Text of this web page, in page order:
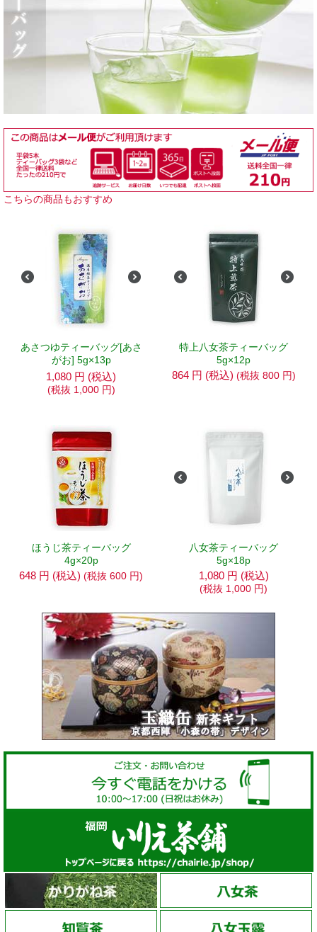
こちらの商品もおすすめ
あさつゆティーバッグ[あさ
がお] 5g×13p
1,080 円 (税込)
(税抜 1,000 円)
特上八女茶ティーバッグ
5g×12p
864 円 (税込) (税抜 800 円)
ほうじ茶ティーバッグ
4g×20p
648 円 (税込) (税抜 600 円)
八女茶ティーバッグ
5g×18p
1,080 円 (税込)
(税抜 1,000 円)